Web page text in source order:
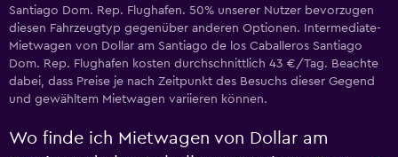
Santiago Dom. Rep. Flughafen. 50% unserer Nutzer bevorzugen
diesen Fahrzeugtyp gegenüber anderen Optionen. Intermediate-
Mietwagen von Dollar am Santiago de los Caballeros Santiago
Dom. Rep. Flughafen kosten durchschnittlich 43 €/Tag. Beachte
dabei, dass Preise je nach Zeitpunkt des Besuchs dieser Gegend
und gewähltem Mietwagen variieren können.
Wo finde ich Mietwagen von Dollar am